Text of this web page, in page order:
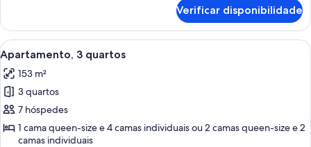
quarto:
Apartamento
Superior,
quartos
Verificar disponibilidade
Ver
todas
as
imagens
de
Apartamento,
Quarto de hotel moderno com uma
6
Apartamento, 3 quartos
153 m²
3 quartos
7 hóspedes
1 cama queen-size e 4 camas individuais ou 2 camas queen-size e 2
camas individuais